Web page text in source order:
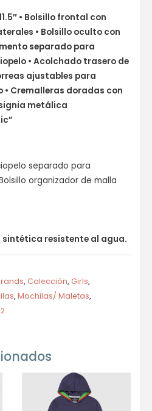
• Bolsillo frontal con
• Bolsillo oculto con
separado para
• Acolchado trasero de
ajustables para
Cremalleras doradas con
metálica
separado para
organizador de malla
sintética resistente al agua.
, Colección, Girls,
,Mochilas/ Maletas,